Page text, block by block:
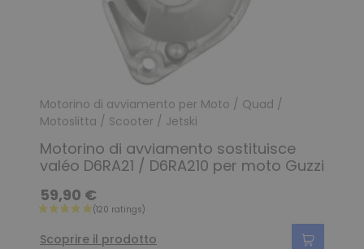
Motorino di avviamento per Moto / Quad /
Motoslitta / Scooter / Jetski
Motorino di avviamento sostituisce
valéo D6RA21 / D6RA210 per moto Guzzi
59,90 €
Scoprire il prodotto